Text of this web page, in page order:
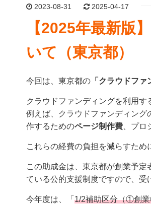
2023-08-31 2025-04-17
【2025年最新版
いて（東京都）
今回は、東京都の 「クラウドファ
クラウドファンディングを利用す
例えば、クラウドファンディング
作するためのページ制作費 、プ
これらの経費の負担を減らすため
この助成金は、東京都が創業予
ている公的支援制度ですので、受
今年度は、「 1/2補助区分（①創